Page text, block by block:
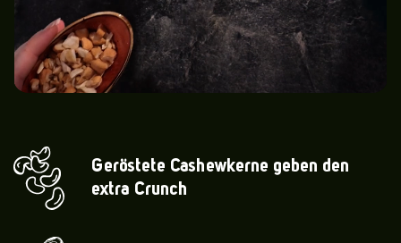
Geröstete Cashewkerne geben den
extra Crunch